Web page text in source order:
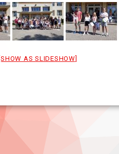
[SHOW AS SLIDESHOW]